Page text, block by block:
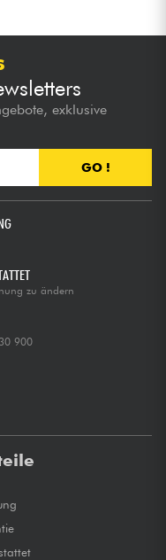
exklusive
GO !
zu ändern
900